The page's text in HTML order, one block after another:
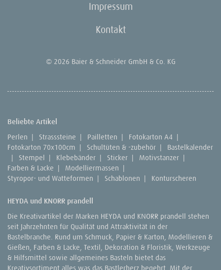
Impressum
Kontakt
© 2026 Baier & Schneider GmbH & Co. KG
Beliebte Artikel
Perlen | Strasssteine | Pailletten | Fotokarton A4 |
Fotokarton 70x100cm | Schultüten & -zubehör |
Bastelkalender
|
Stempel | Klebebänder | Sticker | Motivstanzer |
Farben & Lacke | Modelliermassen |
Styropor- und Watteformen | Schablonen | Konturscheren
HEYDA und KNORR prandell
Die Kreativartikel der Marken HEYDA und KNORR prandell stehen
seit Jahrzehnten für Qualität und Attraktivität in der
Bastelbranche. Rund um Schmuck, Papier & Karton, Modellieren &
Gießen, Farben & Lacke, Textil, Dekoration & Floristik, Werkzeuge
& Hilfsmittel sowie allgemeines Basteln bietet das
Kreativsortiment alles was das Bastlerherz begehrt. Mit der